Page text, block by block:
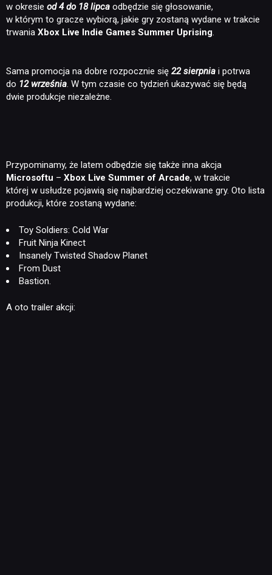
w okresie od 4 do 18 lipca odbędzie się głosowanie,
w którym to gracze wybiorą, jakie gry zostaną wydane w trakcie
trwania Xbox Live Indie Games Summer Uprising.
Sama promocja na dobre rozpocznie się 22 sierpnia i potrwa
do 12 września. W tym czasie co tydzień ukazywać się będą
dwie produkcje niezależne.
Przypominamy, że latem odbędzie się także inna akcja
Microsoftu – Xbox Live Summer of Arcade, w trakcie
której w usłudze pojawią się najbardziej oczekiwane gry. Oto lista
produkcji, które zostaną wydane:
Toy Soldiers: Cold War
Fruit Ninja Kinect
Insanely Twisted Shadow Planet
From Dust
Bastion.
A oto trailer akcji: